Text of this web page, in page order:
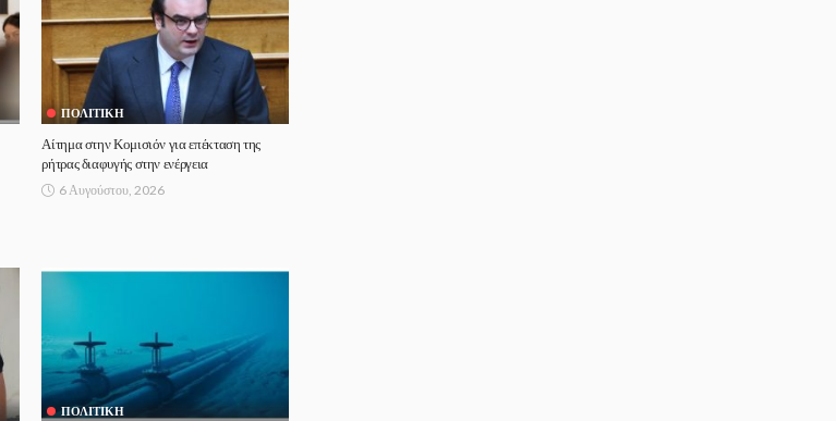
ΠΟΛΙΤΙΚΉ
Αίτημα στην Κομισιόν για επέκταση της
ρήτρας διαφυγής στην ενέργεια
6 Αυγούστου, 2026
ΠΟΛΙΤΙΚΉ